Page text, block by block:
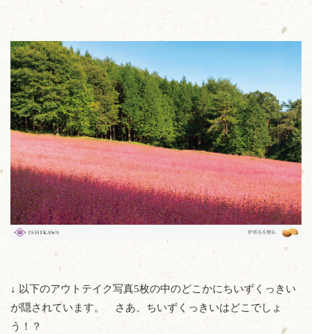
↓ 以下のアウトテイク写真5枚の中のどこかにちいずくっきい
が隠されています。 さあ、ちいずくっきいはどこでしょ
う！？